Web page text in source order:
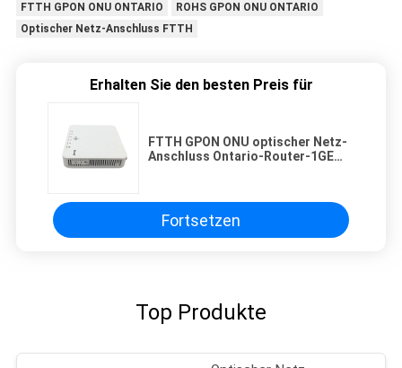
FTTH GPON ONU ONTARIO
ROHS GPON ONU ONTARIO
Optischer Netz-Anschluss FTTH
Erhalten Sie den besten Preis für
FTTH GPON ONU optischer Netz-
Anschluss Ontario-Router-1GE
Fortsetzen
Top Produkte